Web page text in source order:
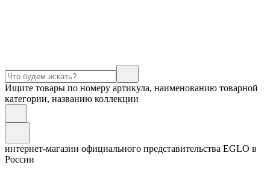
Ищите товары по номеру артикула, наименованию товарной
категории, названию коллекции
интернет-магазин официального представительства EGLO в
России